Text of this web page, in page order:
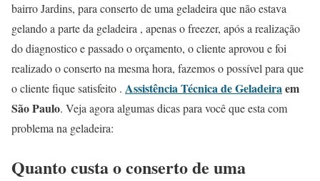
bairro Jardins, para conserto de uma geladeira que não estava
gelando a parte da geladeira , apenas o freezer, após a realização
do diagnostico e passado o orçamento, o cliente aprovou e foi
realizado o conserto na mesma hora, fazemos o possível para que
o cliente fique satisfeito . Assistência Técnica de Geladeiraem
São Paulo. Veja agora algumas dicas para você que esta com
problema na geladeira:
Quanto custa o conserto de uma